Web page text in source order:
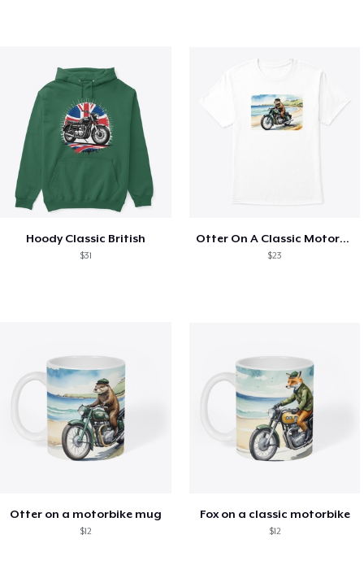
Hoody Classic British
$31
Otter On A Classic Motorbike
$23
Otter on a motorbike mug
$12
Fox on a classic motorbike
$12